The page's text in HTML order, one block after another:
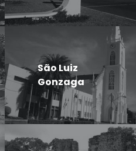
São Luiz
Gonzaga